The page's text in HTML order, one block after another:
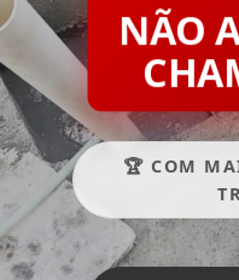
NÃO
🏆 COM